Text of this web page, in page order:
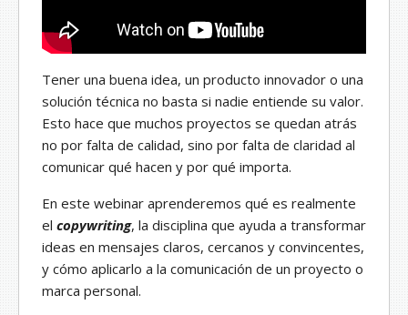
Tener una buena idea, un producto innovador o una
solución técnica no basta si nadie entiende su valor.
Esto hace que muchos proyectos se quedan atrás
no por falta de calidad, sino por falta de claridad al
comunicar qué hacen y por qué importa.
En este webinar aprenderemos qué es realmente
el copywriting, la disciplina que ayuda a transformar
ideas en mensajes claros, cercanos y convincentes,
y cómo aplicarlo a la comunicación de un proyecto o
marca personal.